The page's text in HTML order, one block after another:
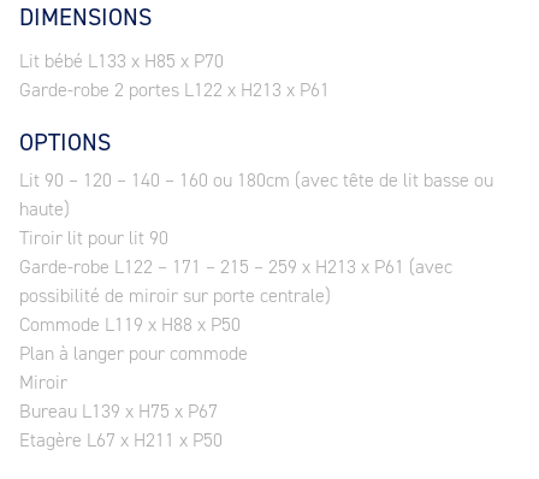
DIMENSIONS
Lit bébé L133 x H85 x P70
Garde-robe 2 portes L122 x H213 x P61
OPTIONS
Lit 90 – 120 – 140 – 160 ou 180cm (avec tête de lit basse ou
haute)
Tiroir lit pour lit 90
Garde-robe L122 – 171 – 215 – 259 x H213 x P61 (avec
possibilité de miroir sur porte centrale)
Commode L119 x H88 x P50
Plan à langer pour commode
Miroir
Bureau L139 x H75 x P67
Etagère L67 x H211 x P50